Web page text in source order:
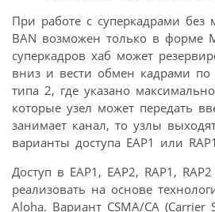
При работе с суперкадрами без
BAN возможен только в форме
суперкадров хаб может
вниз и вести обмен кадрами по
типа 2, где указано
которые узел может передать
занимает канал, то узлы
варианты доступа ЕАР1 или
Доступ в EAP1, EAP2, RAP1,
реализовать на основе
Aloha. Вариант CSMA/CA (Carrier